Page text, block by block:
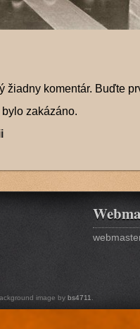
žiadny komentár. Buďte
zakázáno.
image by bs4711